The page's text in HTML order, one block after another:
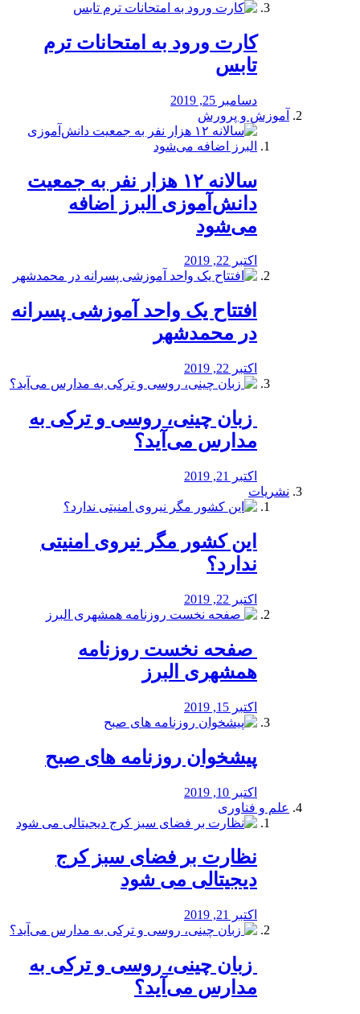
کارت ورود به امتحانات ترم
تابس
دسامبر 25, 2019
آموزش و پرورش
️سالانه ۱۲ هزار نفر به جمعیت
دانش‌آموزی البرز اضافه
می‌شود
اکتبر 22, 2019
افتتاح یک واحد آموزشی پسرانه
در محمدشهر
اکتبر 22, 2019
️ زبان چینی، روسی و ترکی به
مدارس می‌آید؟
اکتبر 21, 2019
نشریات
این کشور مگر نیروی امنیتی
ندارد؟
اکتبر 22, 2019
️ صفحه نخست روزنامه‌
همشهری البرز
اکتبر 15, 2019
پیشخوان روزنامه های صبح
اکتبر 10, 2019
علم و فناوری
نظارت بر فضای سبز کرج
دیجیتالی می شود
اکتبر 21, 2019
️ زبان چینی، روسی و ترکی به
مدارس می‌آید؟